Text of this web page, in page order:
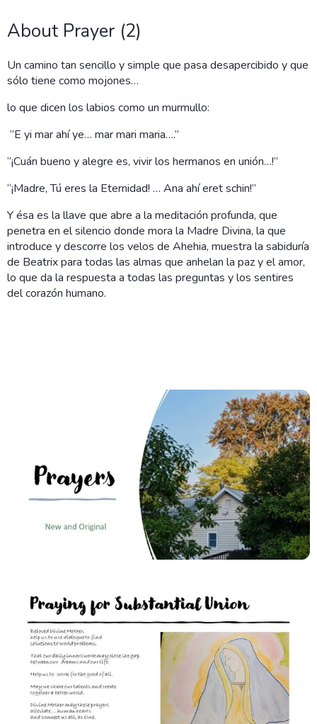
About Prayer (2)
Un camino tan sencillo y simple que pasa desapercibido y que
sólo tiene como mojones…
lo que dicen los labios como un murmullo:
“E yi mar ahí ye… mar mari maria….”
“¡Cuán bueno y alegre es, vivir los hermanos en unión…!”
“¡Madre, Tú eres la Eternidad! … Ana ahí eret schin!”
Y ésa es la llave que abre a la meditación profunda, que
penetra en el silencio donde mora la Madre Divina, la que
introduce y descorre los velos de Ahehia, muestra la sabiduría
de Beatrix para todas las almas que anhelan la paz y el amor,
lo que da la respuesta a todas las preguntas y los sentires
del corazón humano.